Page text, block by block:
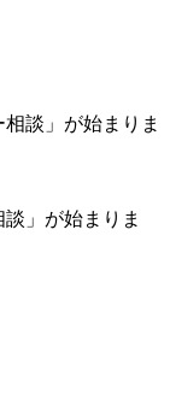
」が始まりま